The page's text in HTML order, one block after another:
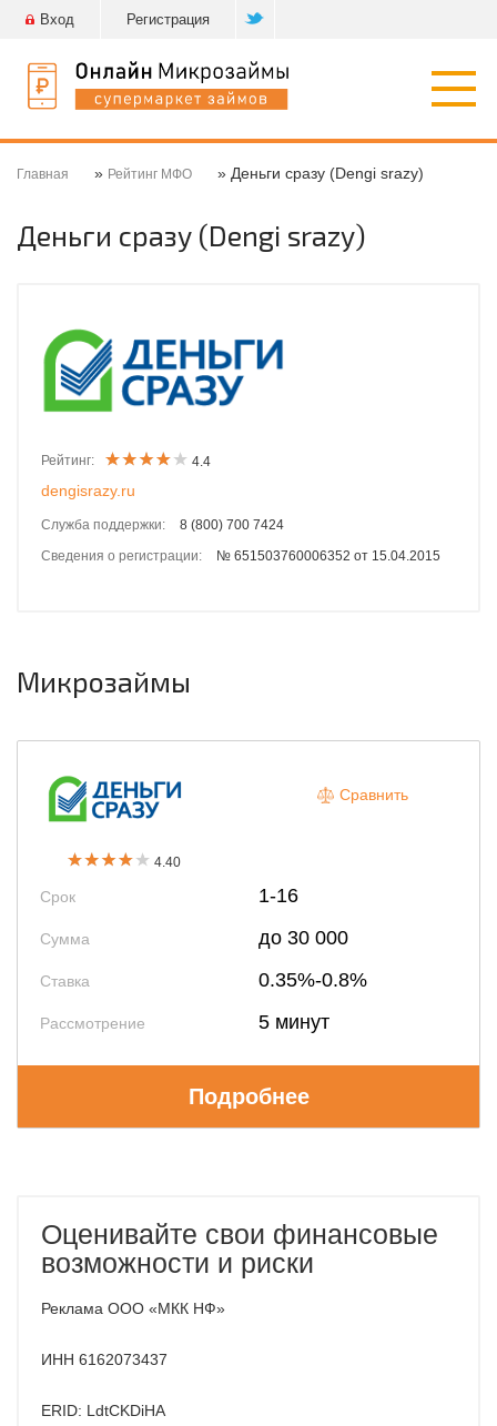
Вход Регистрация
Главная » Рейтинг МФО » Деньги сразу (Dengi srazy)
Деньги сразу (Dengi srazy)
Рейтинг: 4.4
dengisrazy.ru
Служба поддержки:
8 (800) 700 7424
Сведения о регистрации:
№ 651503760006352 от 15.04.2015
Микрозаймы
4.40
Срок 1-16
Сумма до 30 000
Ставка 0.35%-0.8%
Рассмотрение 5 минут
Сравнить
Подробнее
Оценивайте свои финансовые
возможности и риски
Реклама ООО «МКК НФ»
ИНН 6162073437
ERID: LdtCKDiHA